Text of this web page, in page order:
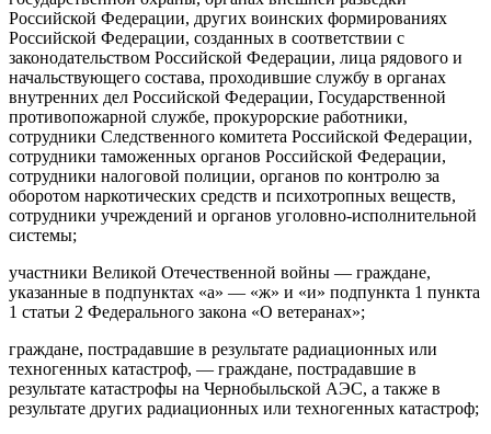
Российской Федерации, других воинских формированиях
Российской Федерации, созданных в соответствии с
законодательством Российской Федерации, лица рядового и
начальствующего состава, проходившие службу в органах
внутренних дел Российской Федерации, Государственной
противопожарной службе, прокурорские работники,
сотрудники Следственного комитета Российской Федерации,
сотрудники таможенных органов Российской Федерации,
сотрудники налоговой полиции, органов по контролю за
оборотом наркотических средств и психотропных веществ,
сотрудники учреждений и органов уголовно-исполнительной
системы;
участники Великой Отечественной войны — граждане,
указанные в подпунктах «а» — «ж» и «и» подпункта 1 пункта
1 статьи 2 Федерального закона «О ветеранах»;
граждане, пострадавшие в результате радиационных или
техногенных катастроф, — граждане, пострадавшие в
результате катастрофы на Чернобыльской АЭС, а также в
результате других радиационных или техногенных катастроф;